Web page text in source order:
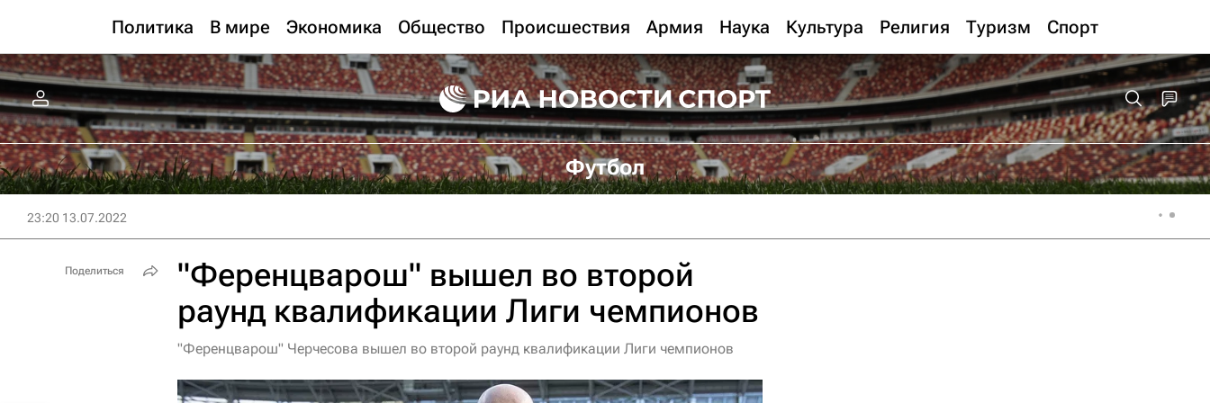
Политика В мире Экономика Общество Происшествия Армия Наука Культура Религия Туризм Спорт
Футбол
23:20 13.07.2022
"Ференцварош" вышел во второй
раунд квалификации Лиги чемпионов
"Ференцварош" Черчесова вышел во второй раунд квалификации Лиги чемпионов
Поделиться